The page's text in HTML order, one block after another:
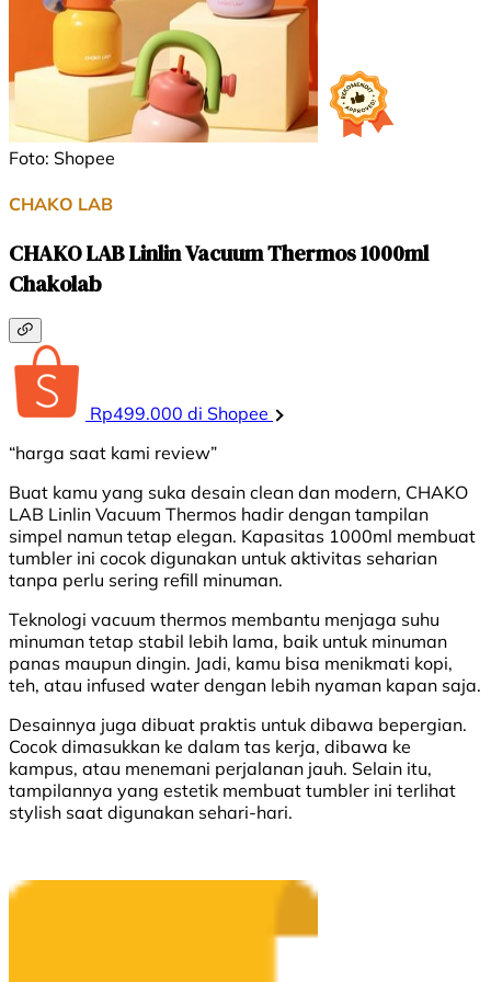
Foto: Shopee
CHAKO LAB
CHAKO LAB Linlin Vacuum Thermos 1000ml
Chakolab
Rp499.000 di Shopee
“harga saat kami review”
Buat kamu yang suka desain clean dan modern, CHAKO
LAB Linlin Vacuum Thermos hadir dengan tampilan
simpel namun tetap elegan. Kapasitas 1000ml membuat
tumbler ini cocok digunakan untuk aktivitas seharian
tanpa perlu sering refill minuman.
Teknologi vacuum thermos membantu menjaga suhu
minuman tetap stabil lebih lama, baik untuk minuman
panas maupun dingin. Jadi, kamu bisa menikmati kopi,
teh, atau infused water dengan lebih nyaman kapan saja.
Desainnya juga dibuat praktis untuk dibawa bepergian.
Cocok dimasukkan ke dalam tas kerja, dibawa ke
kampus, atau menemani perjalanan jauh. Selain itu,
tampilannya yang estetik membuat tumbler ini terlihat
stylish saat digunakan sehari-hari.